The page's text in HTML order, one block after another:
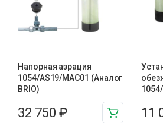
Напорная аэрация
1054/AS19/MAC01 (Аналог
BRIO)
32 750 ₽ 11